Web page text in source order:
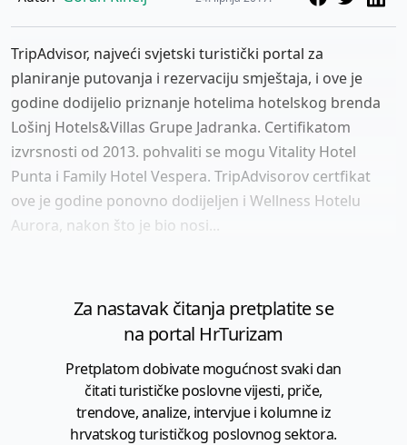
TripAdvisor, najveći svjetski turistički portal za
planiranje putovanja i rezervaciju smještaja, i ove je
godine dodijelio priznanje hotelima hotelskog brenda
Lošinj Hotels&Villas Grupe Jadranka. Certifikatom
izvrsnosti od 2013. pohvaliti se mogu Vitality Hotel
Punta i Family Hotel Vespera. TripAdvisorov certfikat
ove je godine ponovno dodijeljen i Wellness Hotelu
Aurora, nakon što je bio nosi...
Za nastavak čitanja pretplatite se
na portal HrTurizam
Pretplatom dobivate mogućnost svaki dan
čitati turističke poslovne vijesti, priče,
trendove, analize, intervjue i kolumne iz
hrvatskog turističkog poslovnog sektora.